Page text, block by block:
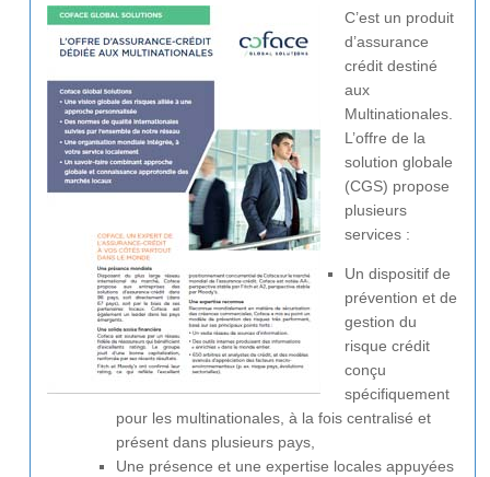
C’est un produit
d’assurance
crédit destiné
aux
Multinationales.
L’offre de la
solution globale
(CGS) propose
plusieurs
services :
Un dispositif de
prévention et de
gestion du
risque crédit
conçu
spécifiquement
pour les multinationales, à la fois centralisé et
présent dans plusieurs pays,
Une présence et une expertise locales appuyées